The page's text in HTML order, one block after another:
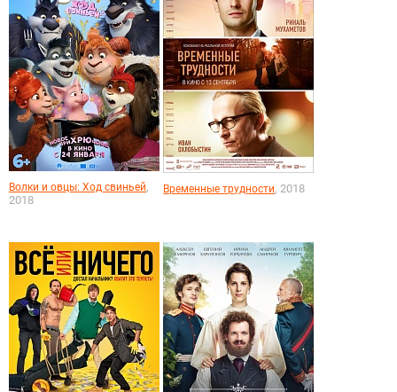
Волки и овцы: Ход свиньей,
2018
Временные трудности, 2018